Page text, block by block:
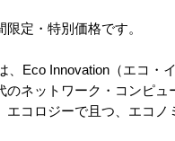
定・特別価格です。
、Eco Innovation（エコ
ネットワーク・コンピュ
コロジーで且つ、エコ